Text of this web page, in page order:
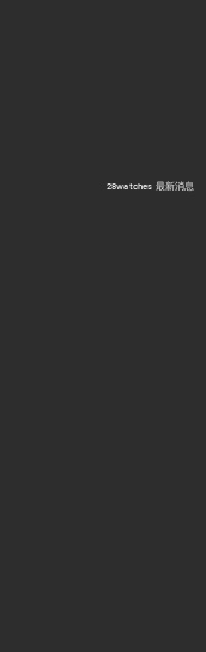
​28watches 最新消息